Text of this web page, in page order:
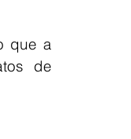
que a
de